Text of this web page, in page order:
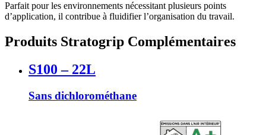
Parfait pour les environnements nécessitant plusieurs points
d’application, il contribue à fluidifier l’organisation du travail.
Produits Stratogrip Complémentaires
S100 – 22L
Sans dichlorométhane